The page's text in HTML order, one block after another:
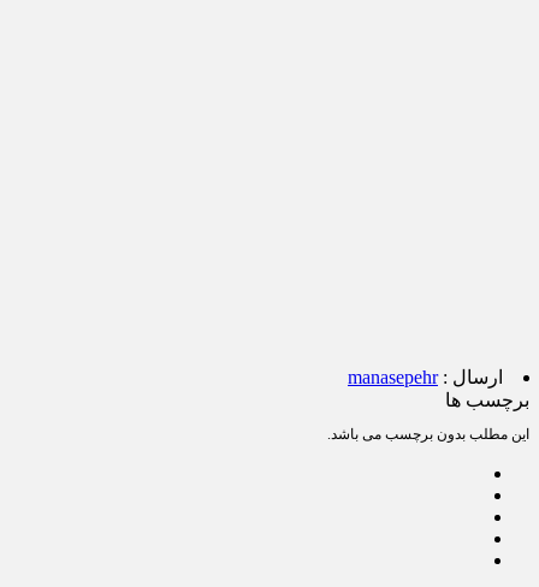
ارسال :manasepehr
برچسب ها
این مطلب بدون برچسب می باشد.